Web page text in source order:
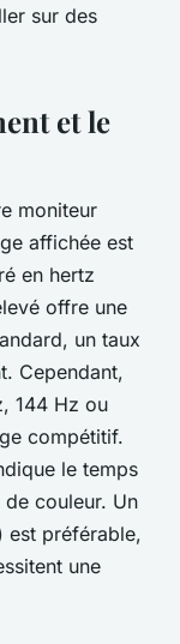
sur des
et le
moniteur
affichée est
en hertz
offre une
un taux
Cependant,
144 Hz ou
compétitif.
le temps
de couleur. Un
est préférable,
une